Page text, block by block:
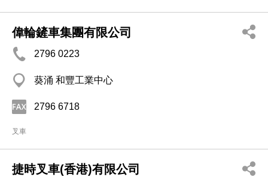
偉輪鏟車集團有限公司
2796 0223
葵涌 和豐工業中心
2796 6718
叉車
捷時叉車(香港)有限公司